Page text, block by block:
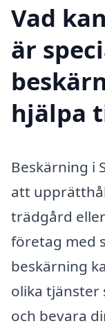
Vad
är
hjälpa
Beskärning i
att
trädgård
företag med
beskärning
olika tjänster
och bevara